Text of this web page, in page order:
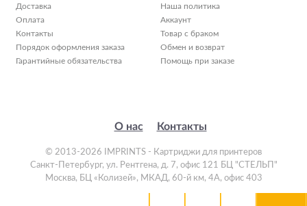
Доставка
Оплата
Контакты
Порядок оформления заказа
Гарантийные обязательства
Наша политика
Аккаунт
Товар с браком
Обмен и возврат
Помощь при заказе
О нас Контакты
© 2013-2026 IMPRINTS - Картриджи для принтеров
Санкт-Петербург, ул. Рентгена, д. 7, офис 121 БЦ "СТЕЛЬП"
Москва, БЦ «Колизей», МКАД, 60-й км, 4А, офис 403